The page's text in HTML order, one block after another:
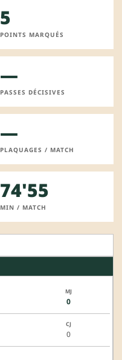
5
POINTS MARQUÉS
—
PASSES DÉCISIVES
—
PLAQUAGES / MATCH
74'55
MIN / MATCH
0
0